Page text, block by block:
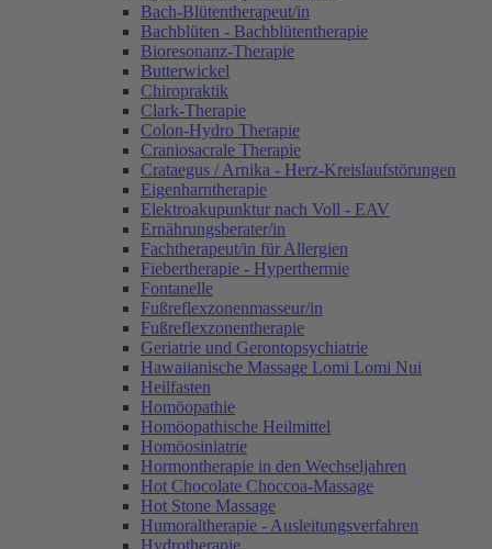
Bach-Blütentherapeut/in
Bachblüten - Bachblütentherapie
Bioresonanz-Therapie
Butterwickel
Chiropraktik
Clark-Therapie
Colon-Hydro Therapie
Craniosacrale Therapie
Crataegus / Arnika - Herz-Kreislaufstörungen
Eigenharntherapie
Elektroakupunktur nach Voll - EAV
Ernährungsberater/in
Fachtherapeut/in für Allergien
Fiebertherapie - Hyperthermie
Fontanelle
Fußreflexzonenmasseur/in
Fußreflexzonentherapie
Geriatrie und Gerontopsychiatrie
Hawaiianische Massage Lomi Lomi Nui
Heilfasten
Homöopathie
Homöopathische Heilmittel
Homöosiniatrie
Hormontherapie in den Wechseljahren
Hot Chocolate Choccoa-Massage
Hot Stone Massage
Humoraltherapie - Ausleitungsverfahren
Hydrotherapie